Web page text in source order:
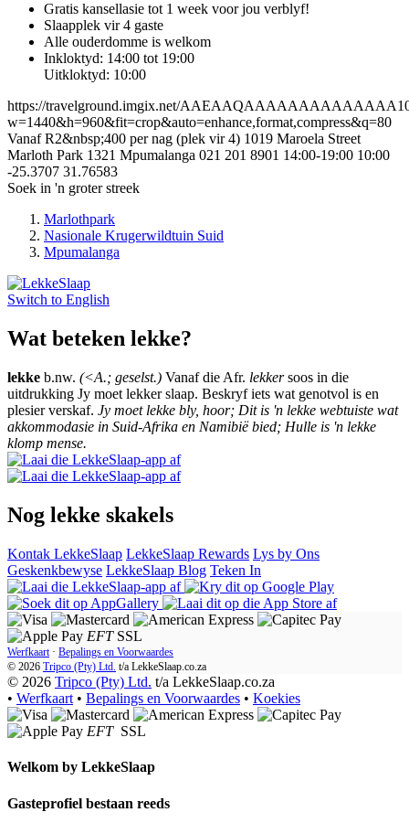
Gratis kansellasie tot 1 week voor jou verblyf!
Slaapplek vir 4 gaste
Alle ouderdomme is welkom
Inkloktyd: 14:00 tot 19:00
Uitkloktyd: 10:00
https://travelground.imgix.net/
w=1440&h=960&fit=crop&auto=enhance,format,compress&q=80
Vanaf R2&nbsp;400 per nag (plek vir 4) 1019 Maroela Street
Marloth Park 1321 Mpumalanga 021 201 8901 14:00-19:00 10:00
-25.3707 31.76583
Soek in 'n groter streek
Marlothpark
Nasionale Krugerwildtuin Suid
Mpumalanga
Switch to English
Wat beteken lekke?
lekke b.nw. (<A.; geselst.) Vanaf die Afr. lekkersoos in die
uitdrukking Jy moet lekker slaap. Beskryf iets wat genotvol is en
plesier verskaf. Jy moet lekke bly, hoor; Dit is 'n lekke webtuiste wat
akkommodasie in Suid-Afrika en Namibië bied; Hulle is 'n lekke
klomp mense.
Nog lekke skakels
Kontak LekkeSlaap LekkeSlaap Rewards Lys by Ons
Geskenkbewyse LekkeSlaap Blog Teken In
EFT SSL
Werfkaart · Bepalings en Voorwaardes
© 2026 Tripco (Pty) Ltd. t/a LekkeSlaap.co.za
© 2026 Tripco (Pty) Ltd. t/a LekkeSlaap.co.za
• Werfkaart • Bepalings en Voorwaardes • Koekies
EFT SSL
Welkom by LekkeSlaap
Gasteprofiel bestaan ​​reeds